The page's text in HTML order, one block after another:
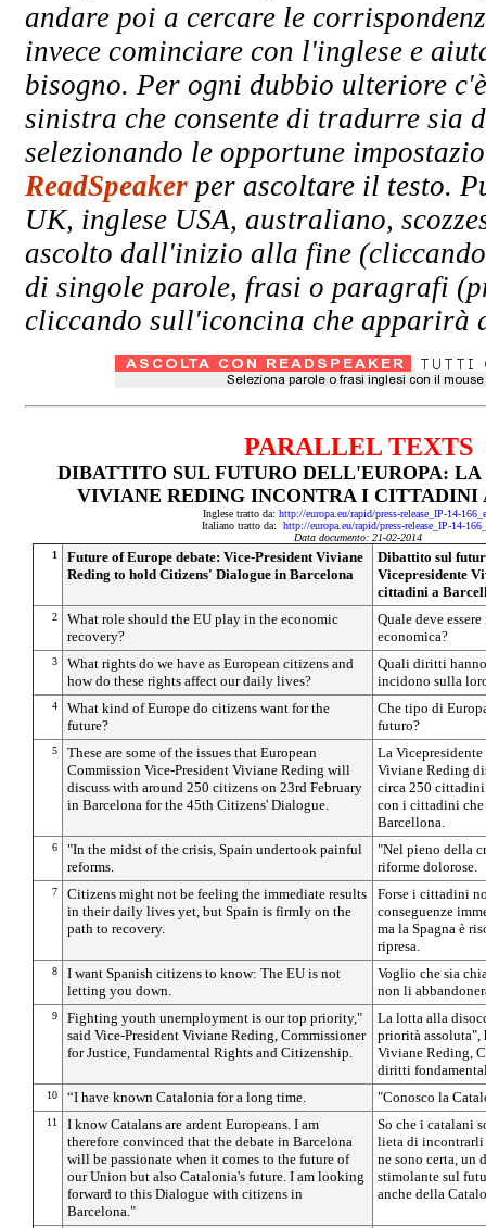
andare poi a cercare le
invece cominciare con l'inglese e
bisogno. Per ogni dubbio ulteriore
sinistra che consente di tradurre
selezionando le opportune
ReadSpeaker per ascoltare il testo.
UK, inglese USA, australiano,
ascolto dall'inizio alla fine
di singole parole, frasi o paragrafi
cliccando sull'iconcina che apparirà
PARALLEL TEXTS
DIBATTITO SUL FUTURO DELL'EUROPA: LA
VIVIANE REDING INCONTRA I CITTADINI
Inglese tratto da: http://europa.eu/rapid/press-release_IP-14-
Italiano tratto da: http://europa.eu/rapid/press-release_IP-14-
Data documento: 21-02-2014
1
Future of Europe debate: Vice-President Viviane
Reding to hold Citizens' Dialogue in Barcelona
Dibattito sul
Vicepresidente
cittadini a
2
What role should the EU play in the economic
recovery?
Quale deve
economica?
3
What rights do we have as European citizens and
how do these rights affect our daily lives?
Quali diritti
incidono sulla
4
What kind of Europe do citizens want for the
future?
Che tipo di
futuro?
5
These are some of the issues that European
Commission Vice-President Viviane Reding will
discuss with around 250 citizens on 23rd February
in Barcelona for the 45th Citizens' Dialogue.
La
Viviane Reding
circa 250
con i cittadini che
Barcellona.
6
"In the midst of the crisis, Spain undertook painful
reforms.
"Nel pieno della
riforme dolorose.
7
Citizens might not be feeling the immediate results
in their daily lives yet, but Spain is firmly on the
path to recovery.
Forse i cittadini
conseguenze
ma la Spagna è
ripresa.
8
I want Spanish citizens to know: The EU is not
letting you down.
Voglio che sia
non li
9
Fighting youth unemployment is our top priority,"
said Vice-President Viviane Reding, Commissioner
for Justice, Fundamental Rights and Citizenship.
La lotta alla
priorità assoluta",
Viviane Reding,
diritti
10 “I have known Catalonia for a long time. "Conosco la
11
I know Catalans are ardent Europeans. I am
therefore convinced that the debate in Barcelona
will be passionate when it comes to the future of
our Union but also Catalonia's future. I am looking
forward to this Dialogue with citizens in
Barcelona."
So che i catalani
lieta di incontrarli
ne sono certa, un
stimolante sul
anche della